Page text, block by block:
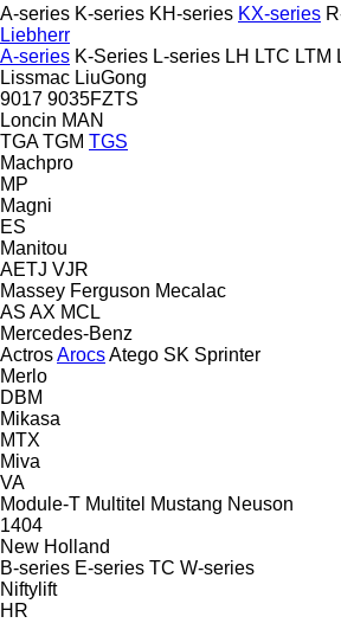
A-series K-series KH-series KX-series
Liebherr
A-series K-Series L-series LH LTC LTM
Lissmac LiuGong
9017 9035FZTS
Loncin MAN
TGA TGM TGS
Machpro
MP
Magni
ES
Manitou
AETJ VJR
Massey Ferguson Mecalac
AS AX MCL
Mercedes-Benz
ActrosArocsAtego SK Sprinter
Merlo
DBM
Mikasa
MTX
Miva
VA
Module-T Multitel Mustang Neuson
1404
New Holland
B-series E-series TC W-series
Niftylift
HR